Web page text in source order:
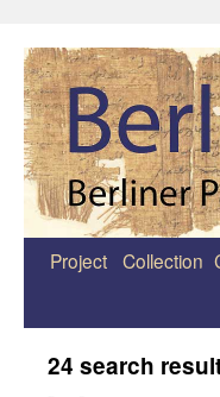
Zum
Project Collection
24 search